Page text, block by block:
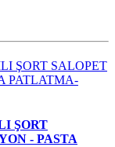
ŞORT
- PASTA